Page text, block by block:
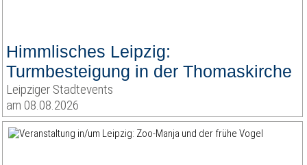
Himmlisches Leipzig:
Turmbesteigung in der Thomaskirche
Leipziger Stadtevents
am 08.08.2026